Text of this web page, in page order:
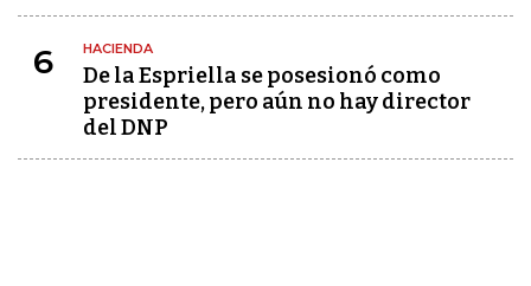
6 HACIENDA
De la Espriella se posesionó como
presidente, pero aún no hay director
del DNP